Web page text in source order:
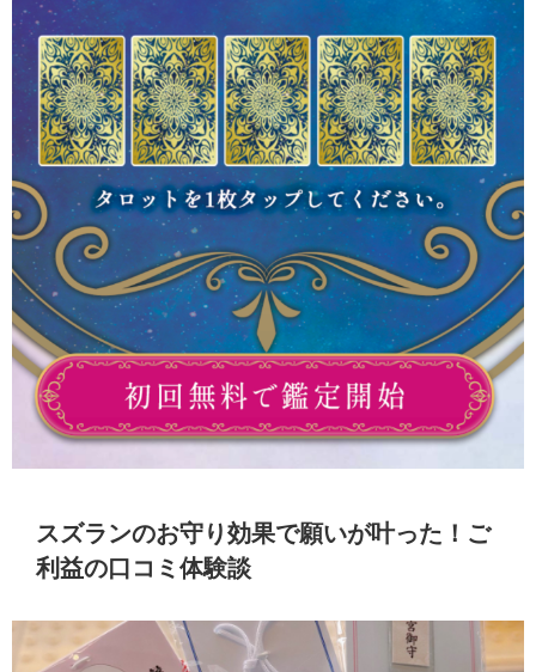
スズランのお守り効果で願いが叶った！ご
利益の口コミ体験談